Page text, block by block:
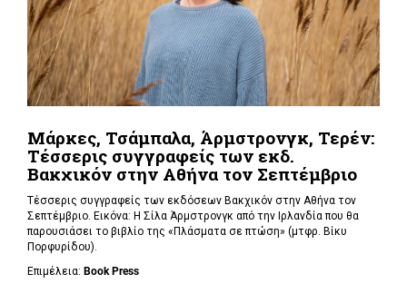
Μάρκες, Τσάμπαλα, Άρμστρονγκ, Τερέν:
Τέσσερις συγγραφείς των εκδ.
Βακχικόν στην Αθήνα τον Σεπτέμβριο
Τέσσερις συγγραφείς των εκδόσεων Βακχικόν στην Αθήνα τον
Σεπτέμβριο. Εικόνα: Η Σίλα Άρμστρονγκ από την Ιρλανδία που θα
παρουσιάσει το βιβλίο της «Πλάσματα σε πτώση» (μτφρ. Βίκυ
Πορφυρίδου).
Επιμέλεια: Book Press